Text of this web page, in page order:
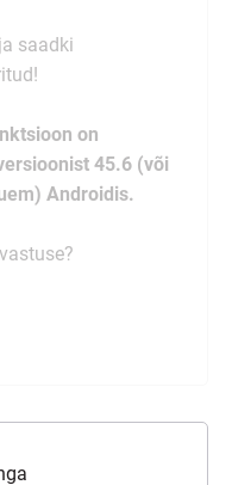
saadki
on
45.6 (või
Androidis.